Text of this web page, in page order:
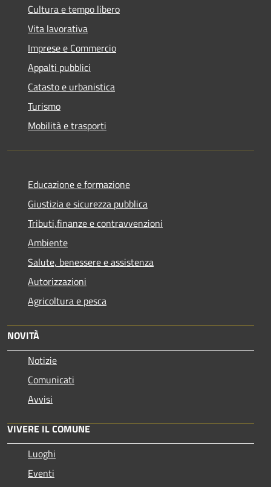
Cultura e tempo libero
Vita lavorativa
Imprese e Commercio
Appalti pubblici
Catasto e urbanistica
Turismo
Mobilità e trasporti
Educazione e formazione
Giustizia e sicurezza pubblica
Tributi,finanze e contravvenzioni
Ambiente
Salute, benessere e assistenza
Autorizzazioni
Agricoltura e pesca
NOVITÀ
Notizie
Comunicati
Avvisi
VIVERE IL COMUNE
Luoghi
Eventi